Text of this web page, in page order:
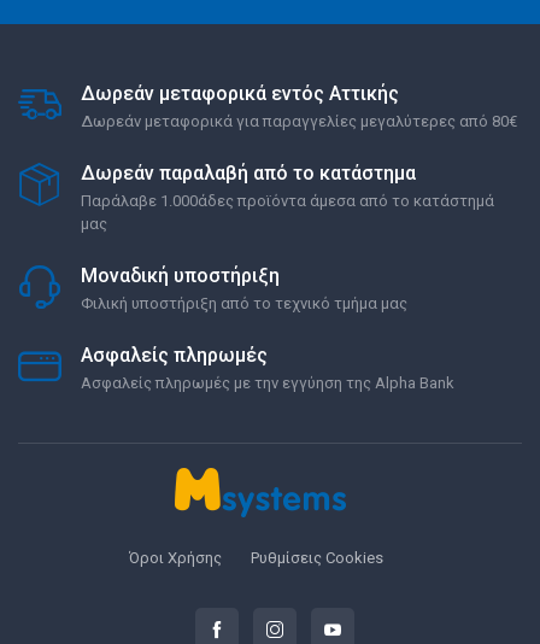
Δωρεάν μεταφορικά εντός Αττικής
Δωρεάν μεταφορικά για παραγγελίες μεγαλύτερες από 80€
Δωρεάν παραλαβή από το κατάστημα
Παράλαβε 1.000άδες προϊόντα άμεσα από το κατάστημά
μας
Μοναδική υποστήριξη
Φιλική υποστήριξη από το τεχνικό τμήμα μας
Ασφαλείς πληρωμές
Ασφαλείς πληρωμές με την εγγύηση της Alpha Bank
Όροι Χρήσης Ρυθμίσεις Cookies